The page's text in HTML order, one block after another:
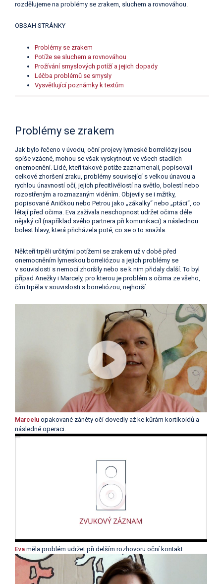
rozdělujeme na problémy se zrakem, sluchem a rovnováhou.
OBSAH STRÁNKY
Problémy se zrakem
Potíže se sluchem a rovnováhou
Prožívání smyslových potíží a jejich dopady
Léčba problémů se smysly
Vysvětlující poznámky k textům
Problémy se zrakem
Jak bylo řečeno v úvodu, oční projevy lymeské borreliózy jsou
spíše vzácné, mohou se však vyskytnout ve všech stadiích
onemocnění. Lidé, kteří takové potíže zaznamenali, popisovali
celkové zhoršení zraku, problémy související s velkou únavou a
rychlou únavností očí, jejich přecitlivělostí na světlo, bolestí nebo
rozostřeným a rozmazaným viděním. Objevily se i mžitky,
popisované Aničkou nebo Petrou jako „zákalky“ nebo „ptáci“, co
létají před očima. Eva zažívala neschopnost udržet očima déle
nějaký cíl (například svého partnera při komunikaci) a následnou
bolest hlavy, která přicházela poté, co se o to snažila.
Někteří trpěli určitými potížemi se zrakem už v době před
onemocněním lymeskou borreliózou a jejich problémy se
v souvislosti s nemocí zhoršily nebo se k nim přidaly další. To byl
případ Anežky i Marcely, pro kterou je problém s očima ze všeho,
čím trpěla v souvislosti s borreliózou, nejhorší.
Marcelu opakované záněty očí dovedly až ke kůrám kortikoidů a
následné operaci.
Eva měla problém udržet při delším rozhovoru oční kontakt